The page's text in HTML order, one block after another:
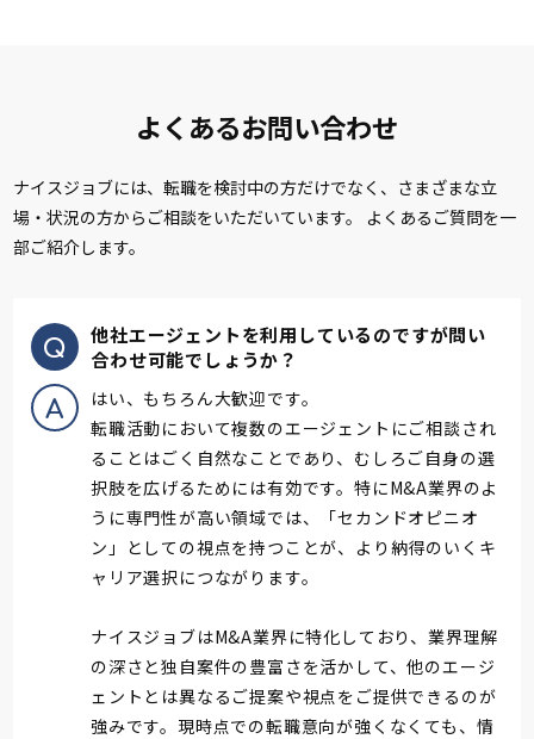
よくあるお問い合わせ
ナイスジョブには、転職を検討中の方だけでなく、さまざまな立
場・状況の方からご相談をいただいています。 よくあるご質問を一
部ご紹介します。
他社エージェントを利用しているのですが問い
合わせ可能でしょうか？
はい、もちろん大歓迎です。
転職活動において複数のエージェントにご相談され
ることはごく自然なことであり、むしろご自身の選
択肢を広げるためには有効です。特にM&A業界のよ
うに専門性が高い領域では、「セカンドオピニオ
ン」としての視点を持つことが、より納得のいくキ
ャリア選択につながります。
ナイスジョブはM&A業界に特化しており、業界理解
の深さと独自案件の豊富さを活かして、他のエージ
ェントとは異なるご提案や視点をご提供できるのが
強みです。現時点での転職意向が強くなくても、情